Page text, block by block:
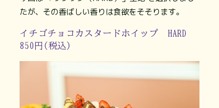
たが、その香ばしい香りは食欲をそそります。
イチゴチョコカスタードホイップ HARD
850円(税込)